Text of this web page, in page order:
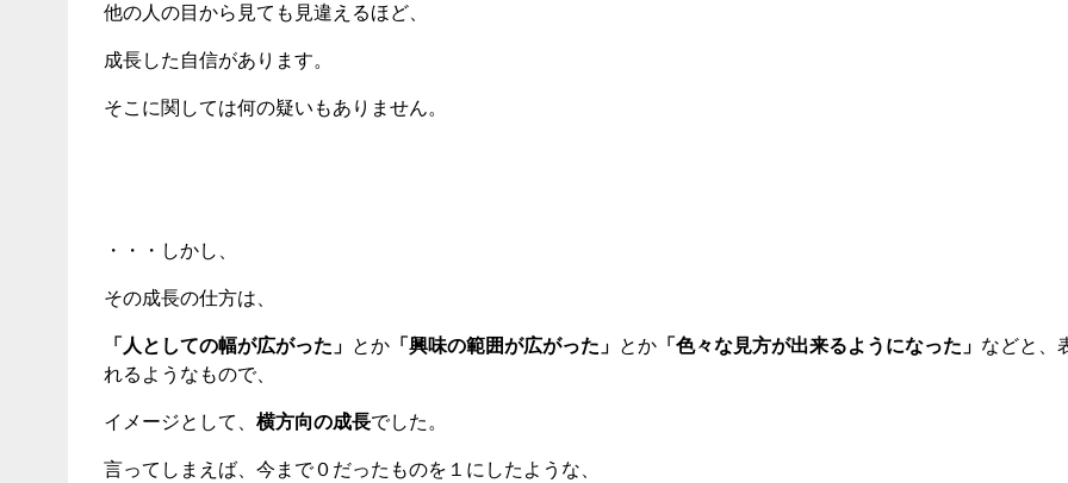
他の人の目から見ても見違えるほど、
成長した自信があります。
そこに関しては何の疑いもありません。
・・・しかし、
その成長の仕方は、
「人としての幅が広がった」 とか 「興味の範囲が広がった」 とか 「色々な見方が出来るようになった」 などと、
れるようなもので、
イメージとして、 横方向の成長でした。
言ってしまえば、今まで０だったものを１にしたような、